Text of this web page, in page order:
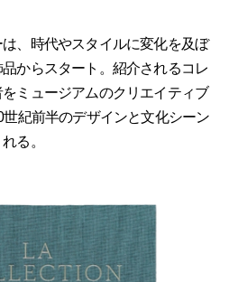
、時代やスタイルに変化を及ぼ
からスタート。紹介されるコレ
ミュージアムのクリエイティブ
紀前半のデザインと文化シーン
る。